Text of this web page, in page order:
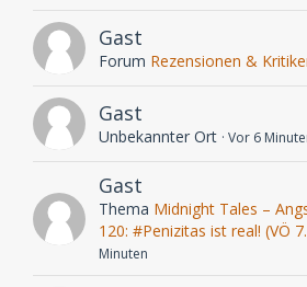
Gast
Forum Rezensionen &
Gast
Unbekannter Ort Vor 6
Gast
Thema Midnight Tales –
120: #Penizitas ist real! (VÖ
Minuten